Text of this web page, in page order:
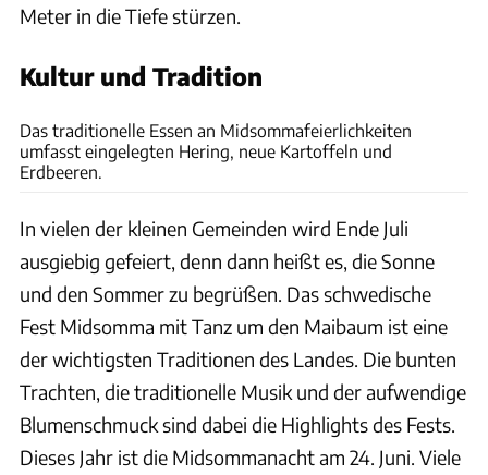
Meter in die Tiefe stürzen.
Kultur und Tradition
Das traditionelle Essen an Midsommafeierlichkeiten
umfasst eingelegten Hering, neue Kartoffeln und
Erdbeeren.
In vielen der kleinen Gemeinden wird Ende Juli
ausgiebig gefeiert, denn dann heißt es, die Sonne
und den Sommer zu begrüßen. Das schwedische
Fest Midsomma mit Tanz um den Maibaum ist eine
der wichtigsten Traditionen des Landes. Die bunten
Trachten, die traditionelle Musik und der aufwendige
Blumenschmuck sind dabei die Highlights des Fests.
Dieses Jahr ist die Midsommanacht am 24. Juni. Viele